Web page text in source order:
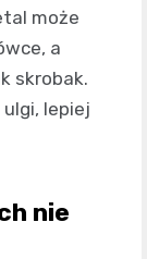
może
a
skrobak.
lepiej
nie